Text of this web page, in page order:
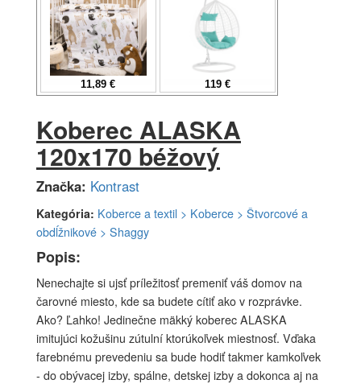
Koberec ALASKA
120x170 béžový
Značka: Kontrast
Kategória: Koberce a textil > Koberce > Štvorcové a
obdĺžnikové > Shaggy
Popis:
Nenechajte si ujsť príležitosť premeniť váš domov na
čarovné miesto, kde sa budete cítiť ako v rozprávke.
Ako? Ľahko! Jedinečne mäkký koberec ALASKA
imitujúci kožušinu zútulní ktorúkoľvek miestnosť. Vďaka
farebnému prevedeniu sa bude hodiť takmer kamkoľvek
- do obývacej izby, spálne, detskej izby a dokonca aj na